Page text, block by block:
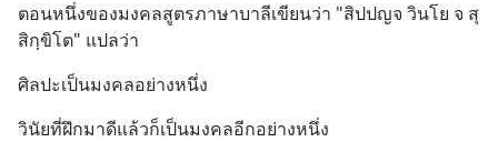
ตอนหนึ่งของมงคลสูตรภาษาบาลีเขียนว่า "สิปปญจ วินโย จ สุ
สิกฺขิโต" แปลว่า
ศิลปะเป็นมงคลอย่างหนึ่ง
วินัยที่ฝึกมาดีแล้วก็เป็นมงคลอีกอย่างหนึ่ง